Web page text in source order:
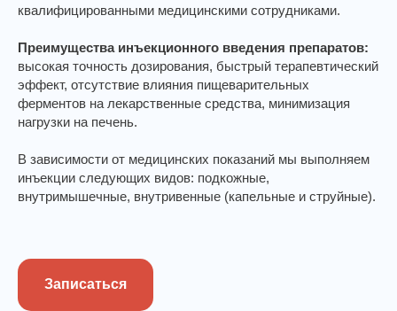
квалифицированными медицинскими сотрудниками.
Преимущества инъекционного введения препаратов:
высокая точность дозирования, быстрый терапевтический
эффект, отсутствие влияния пищеварительных
ферментов на лекарственные средства, минимизация
нагрузки на печень.
В зависимости от медицинских показаний мы выполняем
инъекции следующих видов: подкожные,
внутримышечные, внутривенные (капельные и струйные).
Записаться